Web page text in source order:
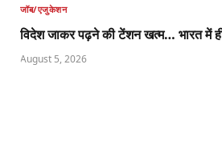
जॉब/एजुकेशन
विदेश जाकर पढ़ने की टेंशन खत्म… भारत में
August 5, 2026